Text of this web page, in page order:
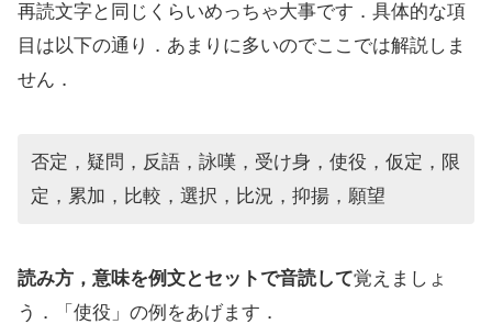
再読文字と同じくらいめっちゃ大事です．具体的な項
目は以下の通り．あまりに多いのでここでは解説しま
せん．
否定，疑問，反語，詠嘆，受け身，使役，仮定，限
定，累加，比較，選択，比況，抑揚，願望
読み方，意味を例文とセットで音読して覚えましょ
う．「使役」の例をあげます．